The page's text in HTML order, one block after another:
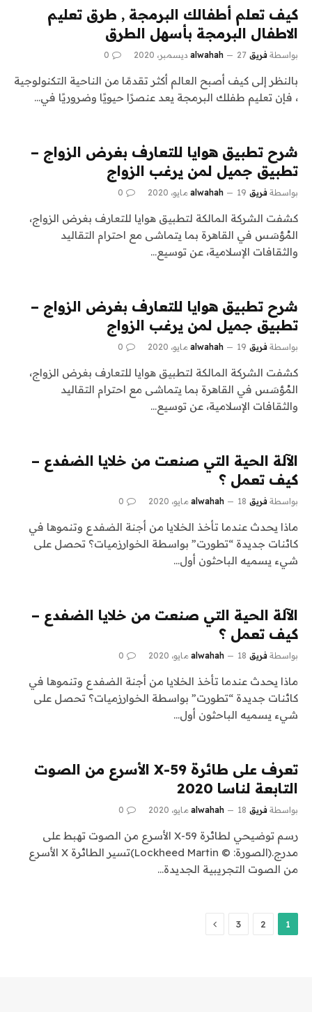
كيف تعلم أطفالك البرمجة , طرق تعليم
الاطفال البرمجة بأسهل الطرق
بواسطة فريق alwahah 27 ديسمبر، 2020 0
بالنظر إلى كيف أصبح العالم أكثر تقدمًا من الناحية التكنولوجية
، فإن تعليم طفلك البرمجة يعد عنصرًا حيويًا وضروريًا في…
شرح تطبيق هوايا للتعارف بغرض الزواج –
تطبيق جميل لمن يرغب الزواج
بواسطة فريق alwahah 19 مايو، 2020 0
كشفت الشركة المالكة لتطبيق هوايا للتعارف بغرض الزواج،
المُؤسَس في القاهرة بما يتماشى مع احترام التقاليد
والثقافات الإسلامية، عن توسيع…
شرح تطبيق هوايا للتعارف بغرض الزواج –
تطبيق جميل لمن يرغب الزواج
بواسطة فريق alwahah 19 مايو، 2020 0
كشفت الشركة المالكة لتطبيق هوايا للتعارف بغرض الزواج،
المُؤسَس في القاهرة بما يتماشى مع احترام التقاليد
والثقافات الإسلامية، عن توسيع…
الآلة الحية التي صنعت من خلايا الضفدع –
كيف تعمل ؟
بواسطة فريق alwahah 18 مايو، 2020 0
ماذا يحدث عندما تأخذ الخلايا من أجنة الضفدع وتنموها في
كائنات جديدة “تطورت” بواسطة الخوارزميات؟ تحصل على
شيء يسميه الباحثون أول…
الآلة الحية التي صنعت من خلايا الضفدع –
كيف تعمل ؟
بواسطة فريق alwahah 18 مايو، 2020 0
ماذا يحدث عندما تأخذ الخلايا من أجنة الضفدع وتنموها في
كائنات جديدة “تطورت” بواسطة الخوارزميات؟ تحصل على
شيء يسميه الباحثون أول…
تعرف على طائرة X-59 الأسرع من الصوت
التابعة لناسا 2020
بواسطة فريق alwahah 18 مايو، 2020 0
رسم توضيحي لطائرة X-59 الأسرع من الصوت تهبط على
مدرج.(الصورة: © Lockheed Martin)تسير الطائرة X الأسرع
من الصوت التجريبية الجديدة…
1
2
3 التالي